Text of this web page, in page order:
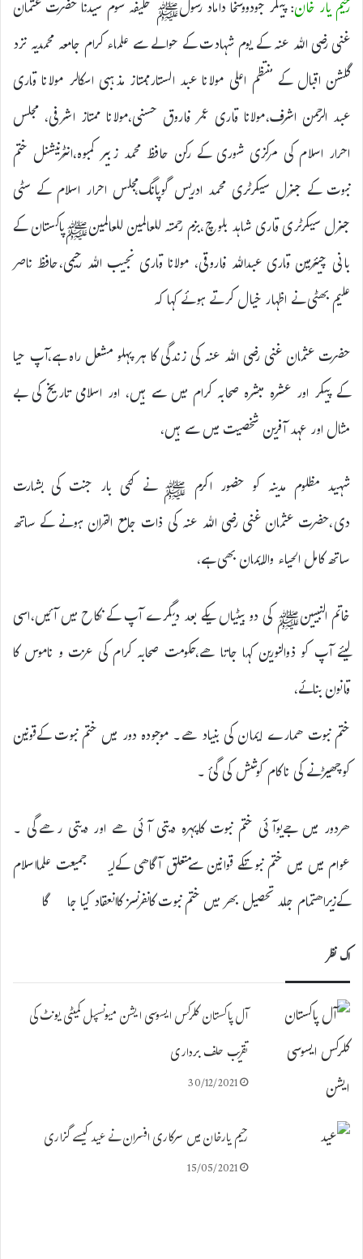
رحیم یار خان: پیکر جودووسخا داماد رسولﷺ خلیفہ سوم سیدنا حضرت عثمان
غنی رضی اللہ عنہ کے یوم شہادت کے حوالے سے علماء کرام جامعہ محمدیہ نزد
گلشن اقبال کے منتظم اعلی مولانا عبد الستار،ممتاز مذہبی اسکالر مولانا قاری
عبد الرحمن اشرف،مولانا قاری عمر فاروق حسنی،مولانا ممتاز اشرفی، مجلس
احرار اسلام کی مرکزی شوری کے رکن حافظ محمد زبیر کمبوہ،انٹرنیشنل ختم
نبوت کے جنرل سیکرٹری محمد ادریس گوپانگ،مجلس احرار اسلام کے سٹی
جنرل سیکرٹری قاری شاہد بلوچ،بزم رحمتہ للعالمین للعالمینﷺپاکستان کے
بانی چیئرمین قاری عبداللہ فاروقی، مولانا قاری نجیب اللہ رحیمی،حافظ ناصر
علیم بھٹی نے اظہار خیال کرتے ہوئے کہا کہ
حضرت عثمان غنی رضی اللہ عنہ کی زندگی کا ہر پہلو مشعل راہ ہے،آپ حیا
کے پیکر اور عشرہ مبشرہ صحابہ کرام میں سے ہیں، اور اسلامی تاریخ کی بے
مثال اور عہد آفرین شخصیت میں سے ہیں،
شہید مظلوم مدینہ کو حضور اکرم ﷺ نے کئی بار جنت کی بشارت
دی،حضرت عثمان غنی رضی اللہ عنہ کی ذات جامع القران ہونے کے ساتھ
ساتھ کامل الحیاء والایمان بھی ہے،
خاتم النبیینﷺ کی دو بیٹیاں یکے بعد دیگرے آپ کے نکاح میں آئیں،اسی
لیئے آپ کو ذوالنورین کہا جاتا ھے،حکومت صحابہ کرام کی عزت و ناموس کا
قانون بنائے،
ختم نبوت ھمارے ایمان کی بنیاد ھے۔ موجودہ دور میں ختم نبوت کےقونین
کوچھیڑنے کی ناکام کوشش کی گئ ۔
ھردور میں جےیوآئی ختم نبوت کاپہرہ دیتی آئی ھے اور دیتی رھےگی ۔
عوام میں میں ختم نبوتکے قوانین سےمتعلق آگاھی کےلیۓ جمیعت علمااسلام
کےزیراھتمام جلد تحصیل بھر میں ختم نبوت کانفرنسز کاانعقاد کیا جاۓ گا
اک نظر
آل پاکستان کلرکس ایسوسی ایشن میونسپل کمیٹی یونٹ کی
تقریب حلف برداری
30/12/2021
رحیم یارخان میں سرکاری افسران نے عید کیسے گزاری
15/05/2021